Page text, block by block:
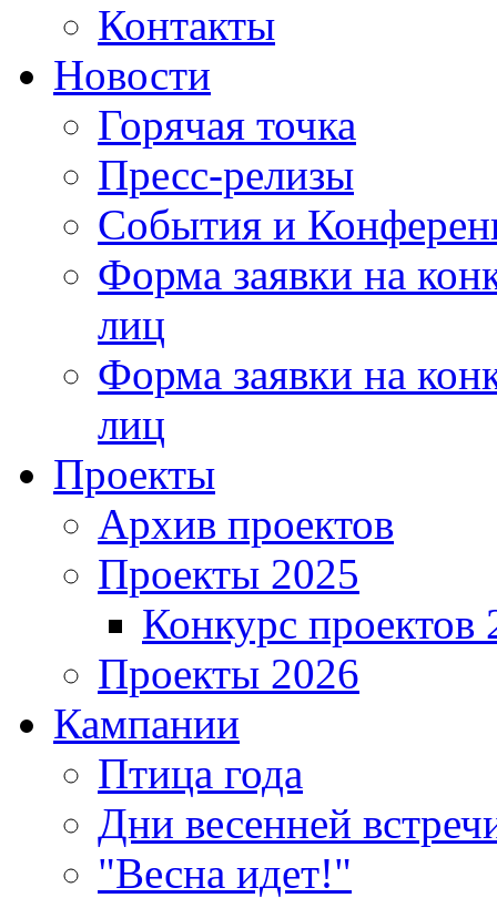
Контакты
Новости
Горячая точка
Пресс-релизы
События и
Форма заявки на
лиц
Форма заявки на
лиц
Проекты
Архив проектов
Проекты 2025
Конкурс проектов
Проекты 2026
Кампании
Птица года
Дни весенней
"Весна идет!"